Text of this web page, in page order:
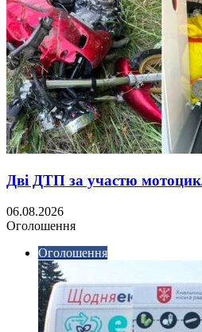
Дві ДТП за участю
06.08.2026
Оголошення
Оголошення